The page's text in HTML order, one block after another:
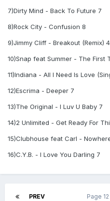
7)Dirty Mind - Back To Future 7
8)Rock City - Confusion 8
9)Jimmy Cliff - Breakout (Remix) 4
10)Snap feat Summer - The First
11)Indiana - All I Need Is Love
12)Escrima - Deeper 7
13)The Original - I Luv U Baby 7
14)2 Unlimited - Get Ready For
15)Clubhouse feat Carl -
16)C.Y.B. - I Love You Darling 7
PREV Page